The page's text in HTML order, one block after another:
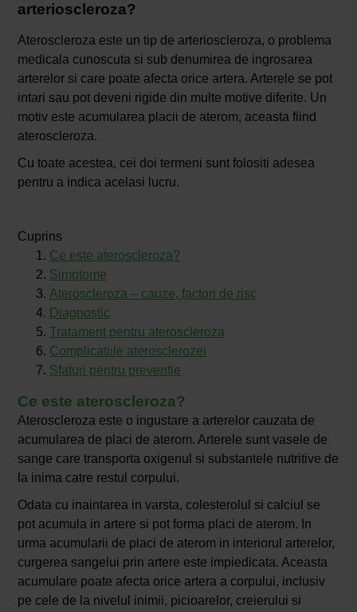
arterioscleroza?
Ateroscleroza este un tip de arterioscleroza, o problema
medicala cunoscuta si sub denumirea de ingrosarea
arterelor si care poate afecta orice artera. Arterele se pot
intari sau pot deveni rigide din multe motive diferite. Un
motiv este acumularea placii de aterom, aceasta fiind
ateroscleroza.
Cu toate acestea, cei doi termeni sunt folositi adesea
pentru a indica acelasi lucru.
Cuprins
Ce este ateroscleroza?
Simptome
Ateroscleroza – cauze, factori de risc
Diagnostic
Tratament pentru ateroscleroza
Complicatiile aterosclerozei
Sfaturi pentru preventie
Ce este ateroscleroza?
Ateroscleroza este o ingustare a arterelor cauzata de
acumularea de placi de aterom. Arterele sunt vasele de
sange care transporta oxigenul si substantele nutritive de
la inima catre restul corpului.
Odata cu inaintarea in varsta, colesterolul si calciul se
pot acumula in artere si pot forma placi de aterom. In
urma acumularii de placi de aterom in interiorul arterelor,
curgerea sangelui prin artere este impiedicata. Aceasta
acumulare poate afecta orice artera a corpului, inclusiv
pe cele de la nivelul inimii, picioarelor, creierului si